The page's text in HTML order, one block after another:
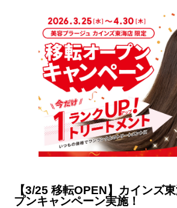
【3/25 移転OPEN】カインズ
プンキャンペーン実施！